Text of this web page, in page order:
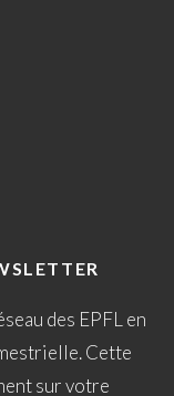
des EPFL en
Cette
sur votre